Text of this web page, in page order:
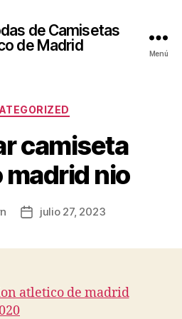
de Camisetas
de Madrid
Menú
Categorías
camiseta
nio
Fechajulio 27, 2023